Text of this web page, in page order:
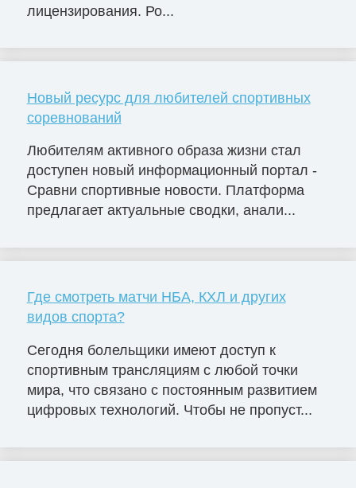
лицензирования. Ро...
Новый ресурс для любителей спортивных
соревнований
Любителям активного образа жизни стал
доступен новый информационный портал -
Сравни спортивные новости. Платформа
предлагает актуальные сводки, анали...
Где смотреть матчи НБА, КХЛ и других
видов спорта?
Сегодня болельщики имеют доступ к
спортивным трансляциям с любой точки
мира, что связано с постоянным развитием
цифровых технологий. Чтобы не пропуст...